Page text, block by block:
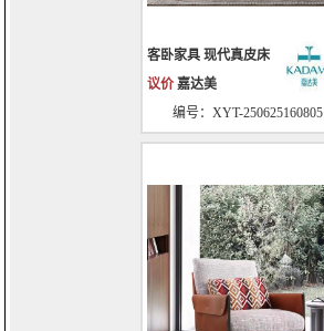
客卧家具 现代真皮床
议价 嘉达美
编号：XYT-250625160805